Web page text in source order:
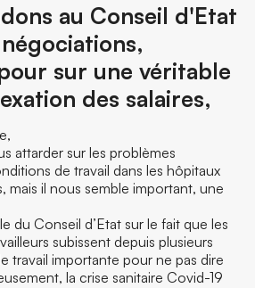
au Conseil d'Etat
sur une véritable
des salaires,
attarder sur les problèmes
de travail dans les hôpitaux
mais il nous semble important, une
du Conseil d’Etat sur le fait que les
subissent depuis plusieurs
travail importante pour ne pas dire
la crise sanitaire Covid-19